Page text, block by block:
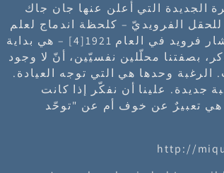
الجديدة التي أعلن عنها جان جاك
للحقل الفرويديّ – كلحظة اندماج لعلم
في العام 1921
[4]
– هي بداية
بصفتنا محلّلين نفسيّين، أنّ لا وجود
الرغبة وحدها هي التي توجه العيادة.
جديدة. علينا أن نفكّر إذا كانت
هي تعبيرٌ عن خوف أم عن "توحّد